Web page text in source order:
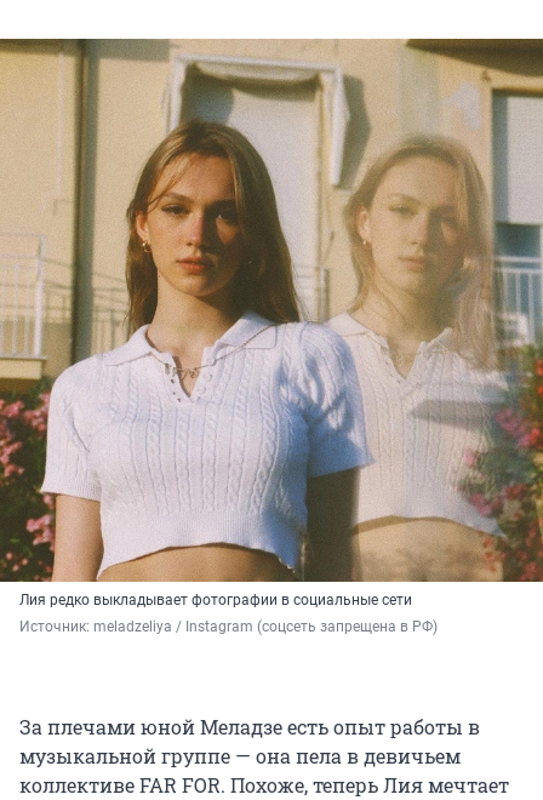
Лия редко выкладывает фотографии в социальные сети
Источник: meladzeliya / Instagram (соцсеть запрещена в РФ)
За плечами юной Меладзе есть опыт работы в
музыкальной группе — она пела в девичьем
коллективе FAR FOR. Похоже, теперь Лия мечтает